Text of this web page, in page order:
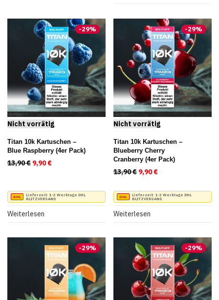
-29%
Titan 10k Kartuschen –
Blue Raspberry (4er Pack)
13,90€ Ursprünglicher Preis war: 13,90 €
9,90€ Aktueller Preis ist: 9,90 €.
Lieferzeit: 1-2 Werktage DHL
BLITZVERSAND
Weiterlesen
-29%
Titan 10k Kartuschen –
Blueberry Cherry
Cranberry (4er Pack)
13,90€ Ursprünglicher Preis
9,90€
Lieferzeit: 1-2 Werktage DHL
BLITZVERSAND
Weiterlesen
-29% -29%